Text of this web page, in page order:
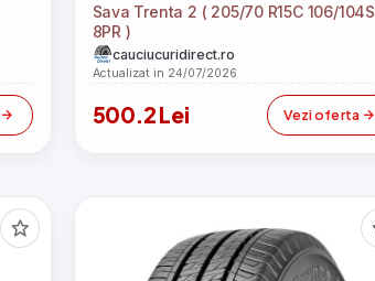
Sava Trenta 2 ( 205/70 R15C 106/104S
8PR )
cauciucuridirect.ro
Actualizat in 24/07/2026
500.2 Lei Vezi oferta